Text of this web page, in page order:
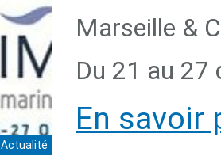
Actualité
Marseille &
Du 21 au 27
En savoir